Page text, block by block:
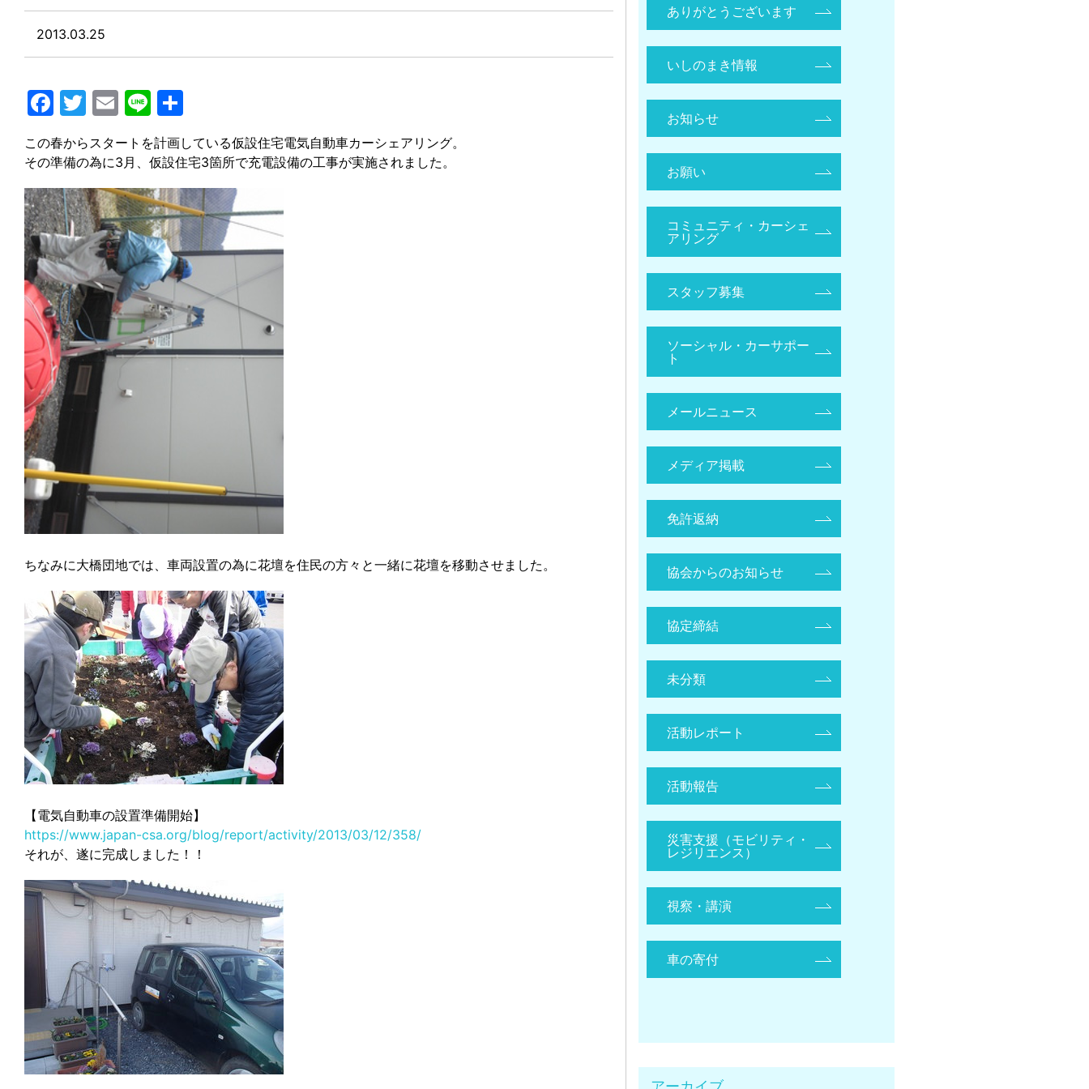
2013.03.25
Facebook
Twitter
Email
Line
この春からスタートを計画している仮設住宅電気自動車カーシェアリング。
その準備の為に3月、仮設住宅3箇所で充電設備の工事が実施されました。
ちなみに大橋団地では、車両設置の為に花壇を住民の方々と一緒に花壇を移動させました。
【電気自動車の設置準備開始】
https://www.japan-csa.org/blog/report/activity/2013/03/12/358/
それが、遂に完成しました！！
ありがとうございます
いしのまき情報
お知らせ
お願い
コミュニティ・カーシェ
アリング
スタッフ募集
ソーシャル・カーサポー
ト
メールニュース
メディア掲載
免許返納
協会からのお知らせ
協定締結
未分類
活動レポート
活動報告
災害支援（モビリティ・
レジリエンス）
視察・講演
車の寄付